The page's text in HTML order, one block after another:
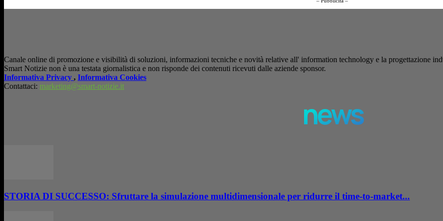
Canale online di promozione e visibilità di soluzioni, informazioni tecniche e novità relative all' information technology e la progettazione
Smart Notizie non è una testata giornalistica e non risponde dei contenuti ricevuti dalle aziende sponsor.
Informativa Privacy , Informativa Cookies
Contattaci: marketing@smart-notizie.it
news
STORIA DI SUCCESSO: Sfruttare la simulazione multidimensionale per ridurre il time-to-market...